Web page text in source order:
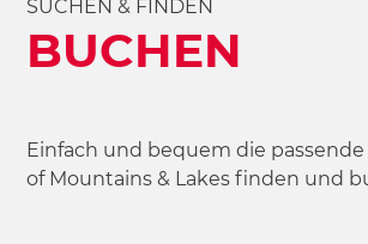
SUCHEN & FINDEN
BUCHEN
Einfach und bequem die
of Mountains & Lakes finden und